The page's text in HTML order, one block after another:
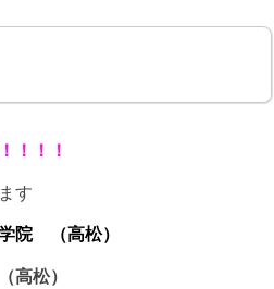
！！！
す
院 （高松）
松）